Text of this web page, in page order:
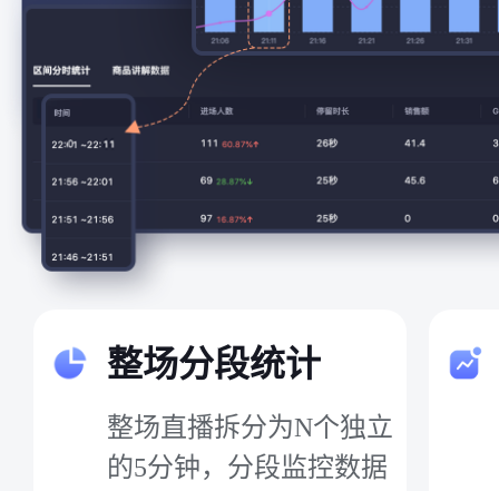
整场分段统计
整场直播拆分为N个独立
的5分钟，分段监控数据